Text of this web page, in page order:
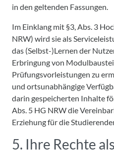
in den geltenden Fassungen.
Im Einklang mit §3, Abs. 3
NRW) wird sie als
das (Selbst-)Lernen der
Erbringung von
Prüfungsvorleistungen zu
und ortsunabhängige
darin gespeicherten Inhalte
Abs. 5 HG NRW die
Erziehung für die
5. Ihre Rechte